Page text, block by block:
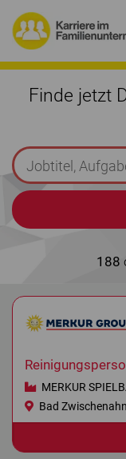
Warum
Jobs
Magazin
Kontakt
Finde jetzt
188
MERKUR
Bad Zwischenahn